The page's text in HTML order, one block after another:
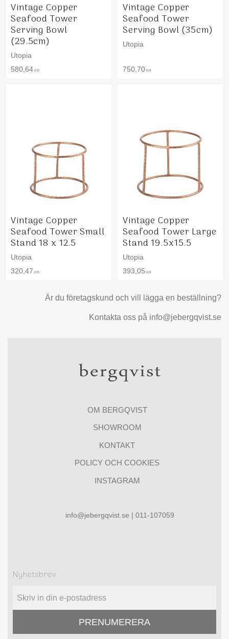
Vintage Copper
Seafood Tower
Serving Bowl
(29.5cm)
Utopia
580,64 KR
Vintage Copper
Seafood Tower
Serving Bowl (35cm)
Utopia
750,70 KR
Vintage Copper
Seafood Tower Small
Stand 18 x 12.5
Utopia
320,47 KR
Vintage Copper
Seafood Tower Large
Stand 19.5x15.5
Utopia
393,05 KR
Är du företagskund och vill lägga en beställning?
Kontakta oss på info@jebergqvist.se
OM BERGQVIST
SHOWROOM
KONTAKT
POLICY OCH COOKIES
INSTAGRAM
info@jebergqvist.se | 011-107059
Nyhetsbrev
PRENUMERERA